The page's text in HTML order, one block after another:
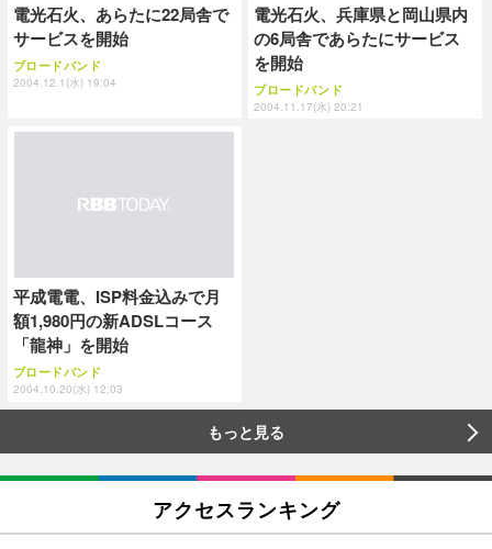
電光石火、あらたに22局舎で
サービスを開始
ブロードバンド
2004.12.1(水) 19:04
電光石火、兵庫県と岡山県内
の6局舎であらたにサービス
を開始
ブロードバンド
2004.11.17(水) 20:21
平成電電、ISP料金込みで月
額1,980円の新ADSLコース
「龍神」を開始
ブロードバンド
2004.10.20(水) 12:03
もっと見る
アクセスランキング